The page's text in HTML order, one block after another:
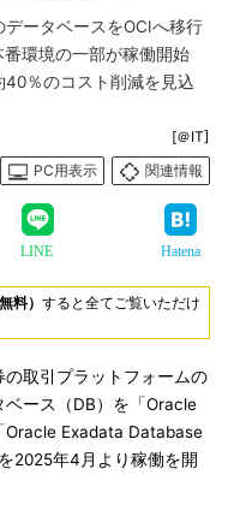
ータベースをOCIへ移行
環境の一部が稼働開始
40％のコスト削減を見込
[＠IT]
PC用表示
関連情報
LINE Hatena
料） すると全てご覧いただけ
取引プラットフォームの
ース（DB）を「Oracle
Exadata Database
2025年4月より稼働を開